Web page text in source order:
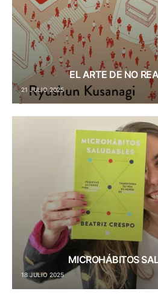
EL ARTE DE NO
21 JULIO 2025
MICROHÁBITOS
18 JULIO 2025